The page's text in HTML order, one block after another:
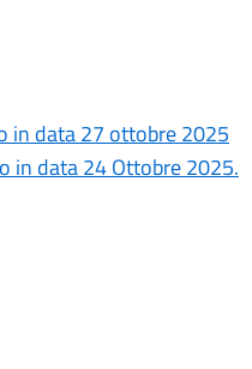
in data 27 ottobre 2025
in data 24 Ottobre 2025.